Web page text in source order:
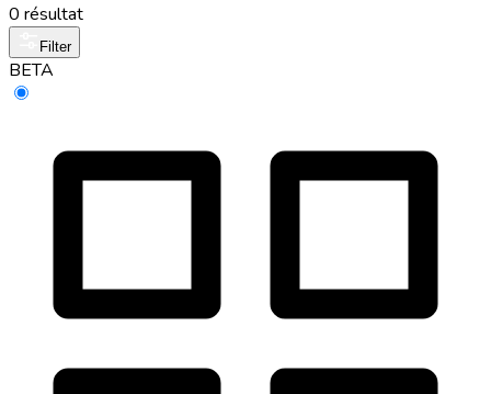
0 résultat
Filter
BETA